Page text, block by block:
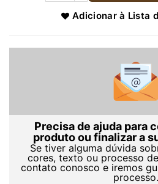
Adicionar à Lista
Precisa de ajuda para
produto ou finalizar a
Se tiver alguma dúvida
cores, texto ou processo
contato conosco e iremos
processo.